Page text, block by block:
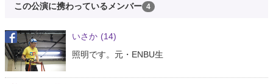
この公演に携わっているメンバー 4
いさか (14)
照明です。元・ENBU生